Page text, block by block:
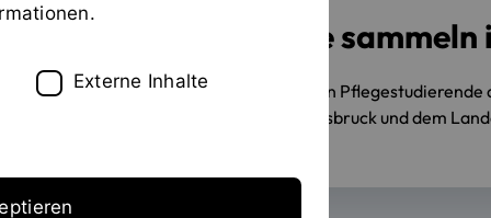
Pflegestudierende
09.05.2024 Erstmalig absolvierten Pflegestudierende
GmbH am Landeskrankenhaus Innsbruck und dem
Externe Inhalte